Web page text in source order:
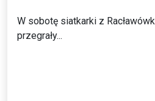
W sobotę siatkarki z
przegrały...